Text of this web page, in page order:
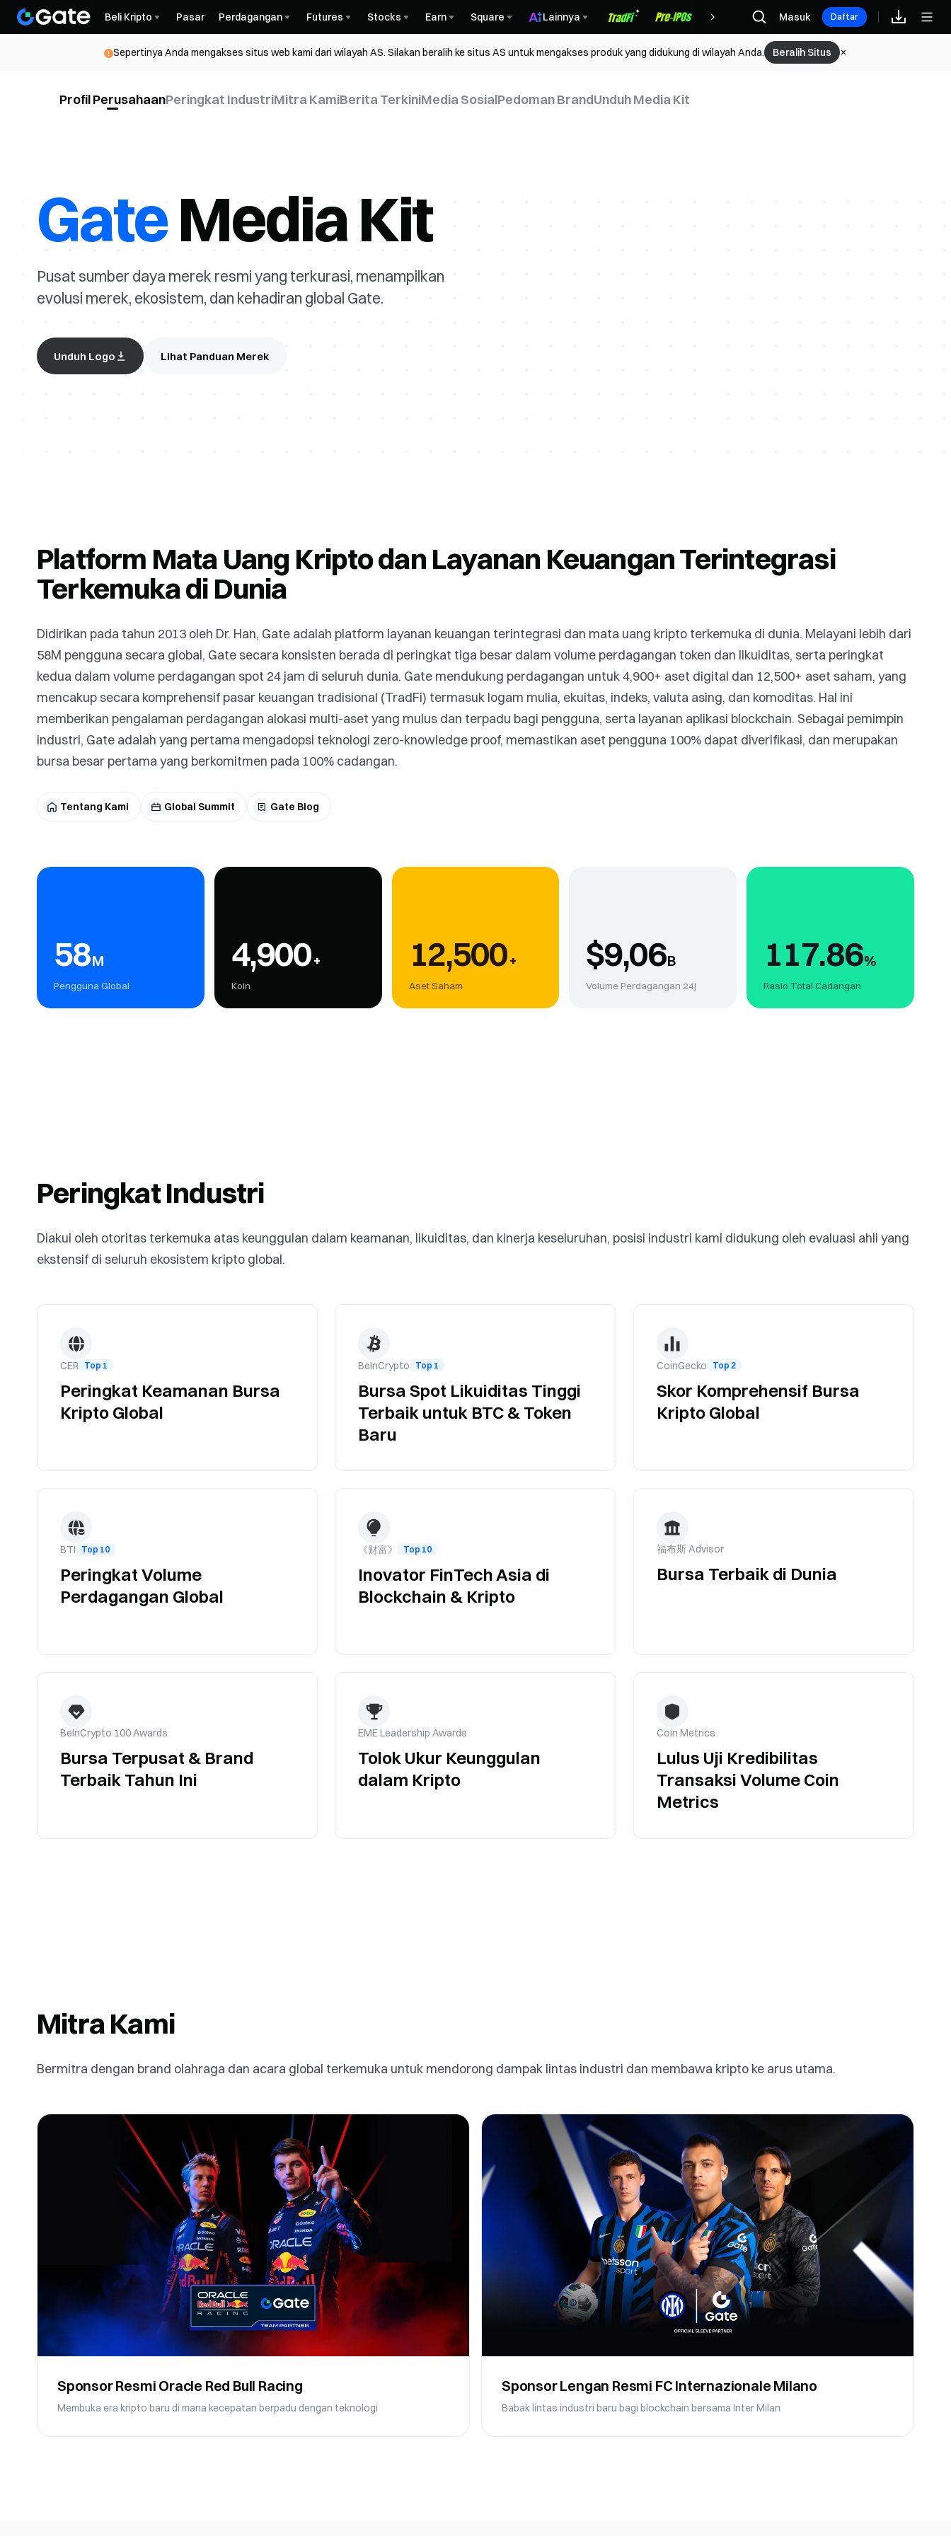
Beli Kripto Pasar Perdagangan Futures Stocks Earn Square Lainnya HadiahMasuk Daftar
Sepertinya Anda mengakses situs web kami dari wilayah AS. Silakan beralih ke situs AS untuk mengakses produk yang didukung di wilayah Anda. Beralih Situs
Profil PerusahaanPeringkat IndustriMitra KamiBerita TerkiniMedia SosialPedoman BrandUnduh Media Kit
GateMedia Kit
Pusat sumber daya merek resmi yang terkurasi, menampilkan
evolusi merek, ekosistem, dan kehadiran global Gate.
Unduh Logo Lihat Panduan Merek
Platform Mata Uang Kripto dan Layanan Keuangan Terintegrasi
Terkemuka di Dunia
Didirikan pada tahun 2013 oleh Dr. Han, Gate adalah platform layanan keuangan terintegrasi dan mata uang kripto terkemuka di dunia. Melayani lebih dari
58M pengguna secara global, Gate secara konsisten berada di peringkat tiga besar dalam volume perdagangan token dan likuiditas, serta peringkat
kedua dalam volume perdagangan spot 24 jam di seluruh dunia. Gate mendukung perdagangan untuk 4,900+ aset digital dan 12,500+ aset saham, yang
mencakup secara komprehensif pasar keuangan tradisional (TradFi) termasuk logam mulia, ekuitas, indeks, valuta asing, dan komoditas. Hal ini
memberikan pengalaman perdagangan alokasi multi-aset yang mulus dan terpadu bagi pengguna, serta layanan aplikasi blockchain. Sebagai pemimpin
industri, Gate adalah yang pertama mengadopsi teknologi zero-knowledge proof, memastikan aset pengguna 100% dapat diverifikasi, dan merupakan
bursa besar pertama yang berkomitmen pada 100% cadangan.
Tentang Kami Global Summit Gate Blog
58M
Pengguna Global
4,900+
Koin
12,500+
Aset Saham
$9,06B
Volume Perdagangan 24j
117.86%
Rasio Total Cadangan
Peringkat Industri
Diakui oleh otoritas terkemuka atas keunggulan dalam keamanan, likuiditas, dan kinerja keseluruhan, posisi industri kami didukung oleh evaluasi ahli yang
ekstensif di seluruh ekosistem kripto global.
CER Top 1
Peringkat Keamanan Bursa
Kripto Global
BeInCrypto Top 1
Bursa Spot Likuiditas Tinggi
Terbaik untuk BTC & Token
Baru
CoinGecko Top 2
Skor Komprehensif Bursa
Kripto Global
BTI Top 10
Peringkat Volume
Perdagangan Global
《财富》 Top 10
Inovator FinTech Asia di
Blockchain & Kripto
福布斯 Advisor
Bursa Terbaik di Dunia
BeInCrypto 100 Awards
Bursa Terpusat & Brand
Terbaik Tahun Ini
EME Leadership Awards
Tolok Ukur Keunggulan
dalam Kripto
Coin Metrics
Lulus Uji Kredibilitas
Transaksi Volume Coin
Metrics
Mitra Kami
Bermitra dengan brand olahraga dan acara global terkemuka untuk mendorong dampak lintas industri dan membawa kripto ke arus utama.
Sponsor Resmi Oracle Red Bull Racing
Membuka era kripto baru di mana kecepatan berpadu dengan teknologi
Sponsor Lengan Resmi FC Internazionale Milano
Babak lintas industri baru bagi blockchain bersama Inter Milan